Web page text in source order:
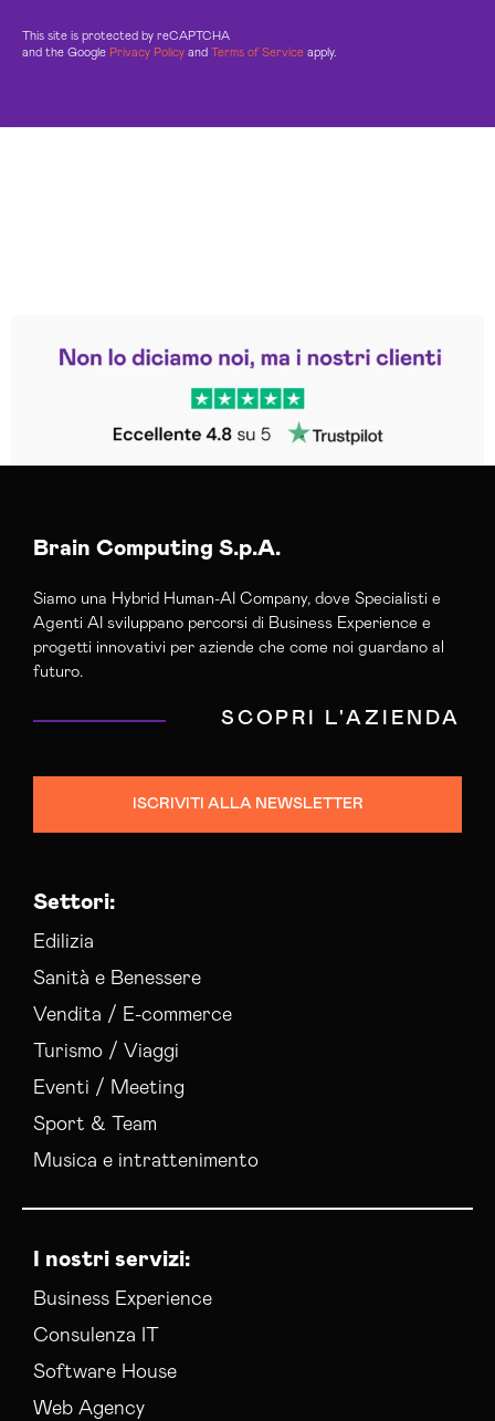
This site is protected by reCAPTCHA
and the Google Privacy Policy and Terms of Service apply.
Trustpilot
Brain Computing S.p.A.
Siamo una Hybrid Human-AI Company, dove Specialisti e
Agenti AI sviluppano percorsi di Business Experience e
progetti innovativi per aziende che come noi guardano al
futuro.
SCOPRI L'AZIENDA
ISCRIVITI ALLA NEWSLETTER
Settori:
Edilizia
Sanità e Benessere
Vendita / E-commerce
Turismo / Viaggi
Eventi / Meeting
Sport & Team
Musica e intrattenimento
I nostri servizi:
Business Experience
Consulenza IT
Software House
Web Agency